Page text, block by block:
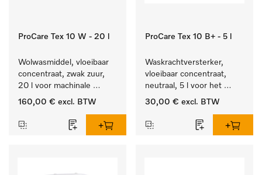
ProCare Tex 10 W - 20 l
Wolwasmiddel, vloeibaar
concentraat, zwak zuur,
20 l voor machinale
reiniging van wol.
160,00 € excl. BTW
ProCare Tex 10 B+ - 5 l
Waskrachtversterker,
vloeibaar concentraat,
neutraal, 5 l voor het
effectief verwijderen van
30,00 € excl. BTW